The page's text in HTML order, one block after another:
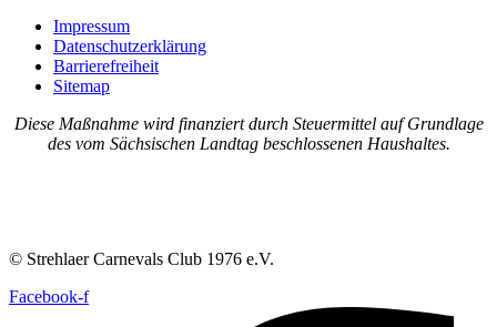
Impressum
Datenschutzerklärung
Barrierefreiheit
Sitemap
Diese Maßnahme wird finanziert durch Steuermittel auf Grundlage
des vom Sächsischen Landtag beschlossenen Haushaltes.
© Strehlaer Carnevals Club 1976 e.V.
Facebook-f